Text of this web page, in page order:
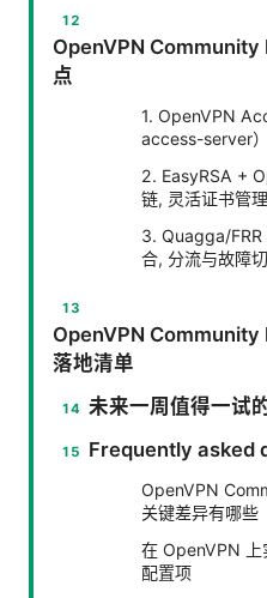
OpenVPN Community
点
1. OpenVPN
access-server
2. EasyRSA +
链, 灵活证书管理
3. Quagga/
合, 分流与故障
OpenVPN Community
落地清单
未来一周值得一试
Frequently asked
OpenVPN
关键差异有哪些
在 OpenVPN 上
配置项